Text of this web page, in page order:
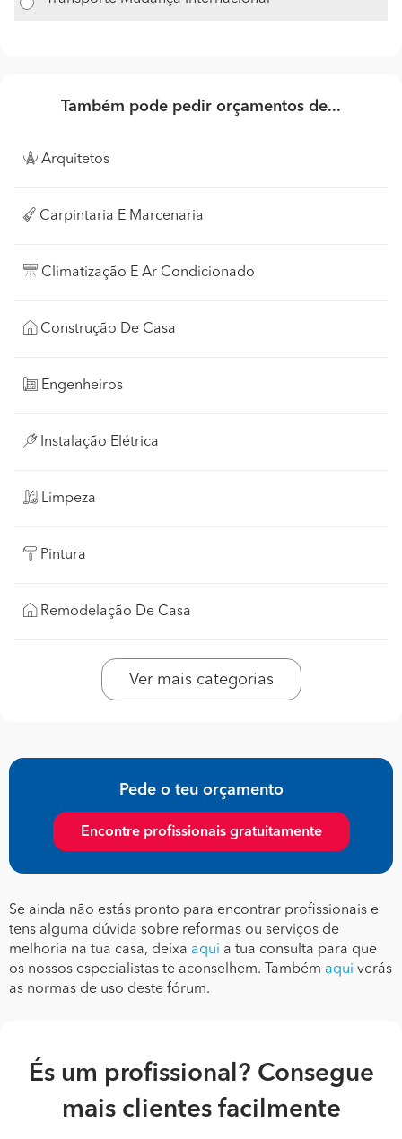
Também pode pedir orçamentos de...
Arquitetos
Carpintaria E Marcenaria
Climatização E Ar Condicionado
Construção De Casa
Engenheiros
Instalação Elétrica
Limpeza
Pintura
Remodelação De Casa
Ver mais categorias
Pede o teu orçamento
Encontre profissionais gratuitamente
Se ainda não estás pronto para encontrar profissionais e
tens alguma dúvida sobre reformas ou serviços de
melhoria na tua casa, deixa aqui a tua consulta para que
os nossos especialistas te aconselhem. Também aqui verás
as normas de uso deste fórum.
És um profissional? Consegue
mais clientes facilmente